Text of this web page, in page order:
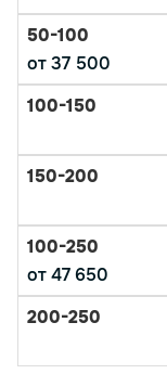
от 37 500
от 47 650